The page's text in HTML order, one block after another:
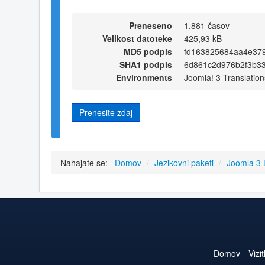
Preneseno
1,881 časov
Velikost datoteke
425,93 kB
MD5 podpis
SHA1 podpis
Environments
Joomla! 3
Prenesite zdaj
Nahajate se: Domov / Jezikovni paketi / Joomla 3
Domov